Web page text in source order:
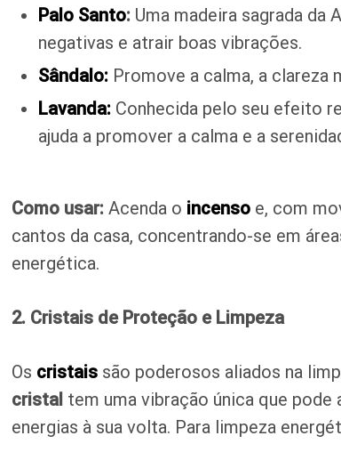
Palo Santo: Uma madeira sagrada da
negativas e atrair boas vibrações.
Sândalo: Promove a calma, a clareza
Lavanda: Conhecida pelo seu efeito
ajuda a promover a calma e a
Como usar: Acenda o incenso e, com
cantos da casa, concentrando-se em
energética.
2. Cristais de Proteção e Limpeza
Os cristais são poderosos aliados na
cristal tem uma vibração única que
energias à sua volta. Para limpeza